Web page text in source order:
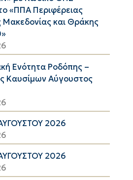
«ΠΠΑ Περιφέρειας
Μακεδονίας και Θράκης
Ενότητα Ροδόπης –
Καυσίμων Αύγουστος
2026
2026